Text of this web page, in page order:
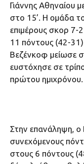
Γιάννης Αθηναίου
στο 15’. Η ομάδα
επιμέρους σκορ 7-
11 πόντους (42-
Βεζένκοφ μείωσε
ευστόχησε σε
πρώτου ημιχρόνου.
Στην επανάληψη, ο
συνεχόμενους
στους 6 πόντους